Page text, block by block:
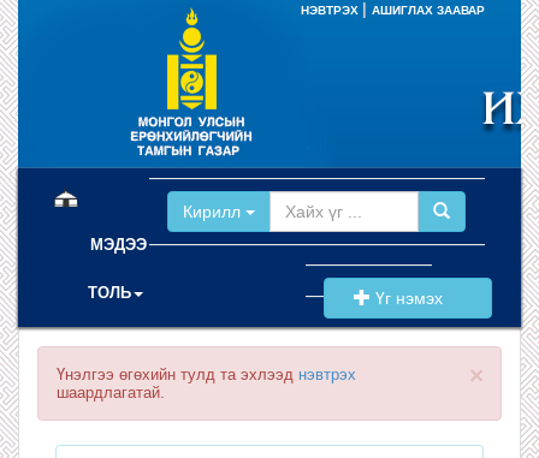
НЭВТРЭХ АШИГЛАХ ЗААВАР
МЭДЭЭ
ТОЛЬ
Кирилл
Үг нэмэх
×
Үнэлгээ өгөхийн тулд та эхлээд нэвтрэх
шаардлагатай.